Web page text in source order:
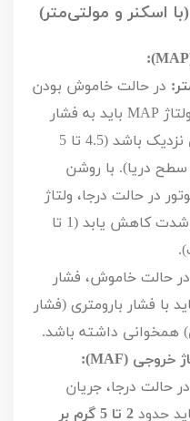
و مولتی‌متر)
MAP
):
در حالت خاموش بودن
MAP باید به فشار
باشد (4.5 تا 5
دریا). با روشن
در حالت درجا، ولتاژ
شدت کاهش یابد (1 تا
در حالت خاموش، فشار
با فشار بارومتری (فشار
همخوانی داشته باشد.
خروجی (MAF
):
در حالت درجا، جریان
حدود
2 تا 5 گرم بر